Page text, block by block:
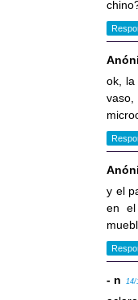
ok, la
y el
en el
- n 14/